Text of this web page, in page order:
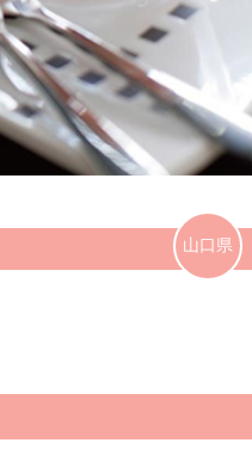
山口県